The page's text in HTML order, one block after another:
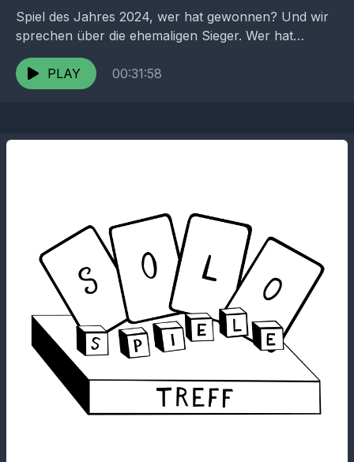
Spiel des Jahres 2024, wer hat gewonnen? Und wir
sprechen über die ehemaligen Sieger. Wer hat
gewonnen und welche ehemaligen Gewinner kennen
wir? Links:...
PLAY 00:31:58